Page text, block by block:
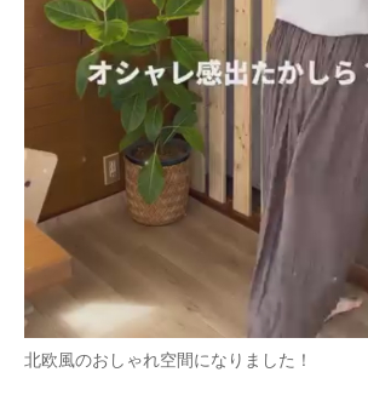
北欧風のおしゃれ空間になりました！